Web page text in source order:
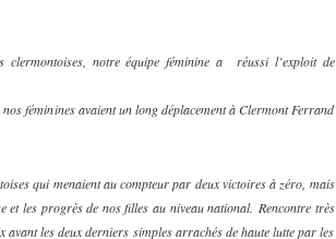
clermontoises, notre équipe féminine a réussi l’exploit de
féminines avaient un long déplacement à Clermont Ferrand
qui menaient au compteur par deux victoires à zéro, mais
et les progrès de nos filles au niveau national. Rencontre très
les deux derniers simples arrachés de haute lutte par les